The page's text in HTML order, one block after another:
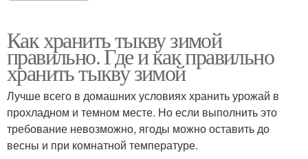
Как хранить тыкву зимой
правильно. Где и как правильно
хранить тыкву зимой
Лучше всего в домашних условиях хранить урожай в
прохладном и темном месте. Но если выполнить это
требование невозможно, ягоды можно оставить до
весны и при комнатной температуре.